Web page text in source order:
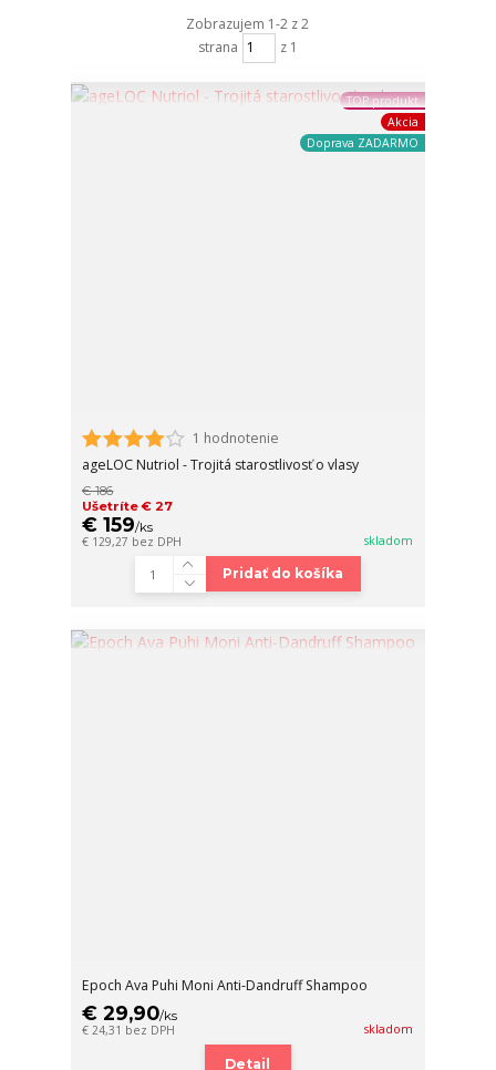
Zobrazujem 1-2 z 2
strana
z 1
TOP produkt
Akcia
Doprava ZADARMO
1 hodnotenie
ageLOC Nutriol - Trojitá starostlivosť o vlasy
€ 186
Ušetríte € 27
€ 159/ks
€ 129,27 bez DPH skladom
Pridať do košíka
Epoch Ava Puhi Moni Anti-Dandruff Shampoo
€ 29,90/ks
€ 24,31 bez DPH skladom
Detail